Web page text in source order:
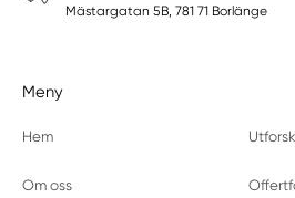
Mästargatan 5B, 781 71 Borlänge
Meny
Hem
Om oss